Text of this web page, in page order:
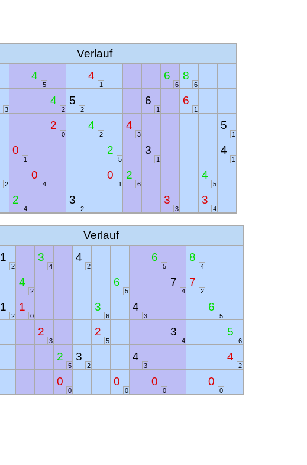
Verlauf
4 4 6 8
5 1 6 6
4 5 6 6
3 2 2 1 1
2 4 4 5
0 2 3 1
0 2 3 4
1 5 1 1
0 0 2 4
2 4 1 6 5
2 3 3 3
4 2 3 4
Verlauf
1 3 4 6 8
2 4 2 5 4
4 6 7 7
2 5 4 2
1 1 3 4 6
2 0 6 3 5
2 2 3 5
3 5 4 6
2 3 4 4
5 2 3 2
0 0 0 0
0 0 0 0